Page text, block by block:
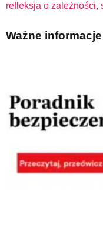
refleksja o zależności,
Ważne informacje